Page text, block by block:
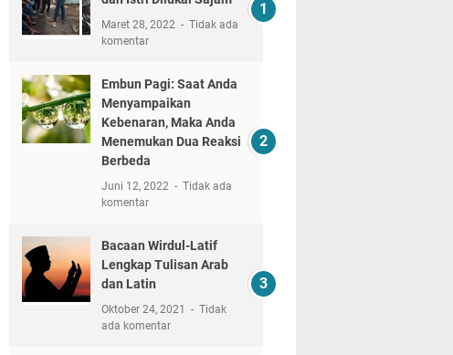
Maret 28, 2022
Tidak ada
komentar
Embun Pagi: Saat Anda
Menyampaikan
Kebenaran, Maka Anda
Menemukan Dua Reaksi
Berbeda
Juni 12, 2022
Tidak ada
komentar
Bacaan Wirdul-Latif
Lengkap Tulisan Arab
dan Latin
Oktober 24, 2021
Tidak
ada komentar